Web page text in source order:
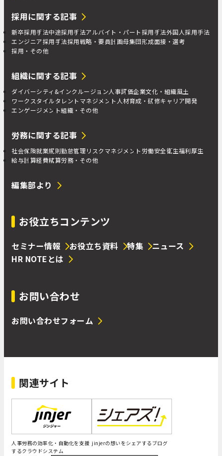
採用に関する記事
新卒採用手法中途採用手法アルバイト・パート採用手法外国人採用手法
エンジニア採用手法採用戦略・要員計画母集団形成面接・選考
採用・その他
組織に関する記事
ダイバーシティ&インクルージョン人事評価企業文化・組織風土
ワークスタイルタレントマネジメント 人材育成・研修キャリア開発
エンゲージメント組織・その他
労務に関する記事
社会保険就業規則勤怠管理 リスクマネジメント 労働安全衛生福利厚生
給与計算経費精算労務・その他
編集部より
お役立ちコンテンツ
セミナー情報 お役立ち資料 特集
ニュース
HR NOTEとは
お問い合わせ
お問い合わせフォーム
関連サイト
人事労務の効率化・自動化を支援
するクラウドシステム
jinjerの想いをシェアするブログ